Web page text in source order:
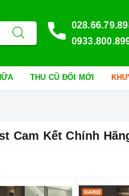
THU CŨ ĐỔI MỚI
Cam Kết Chính